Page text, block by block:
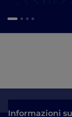
Informazioni